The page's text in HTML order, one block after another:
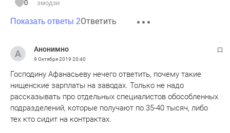
0 эмодзи
Показать ответы 2Ответить
Анонимно
9 Октября 2019 20:40
Господину Афанасьеву нечего ответить, почему такие
нищенские зарплаты на заводах. Только не надо
рассказывать про отдельных специалистов обособленных
подразделений, которые получают по 35-40 тысяч, либо
тех кто сидит на контрактах.